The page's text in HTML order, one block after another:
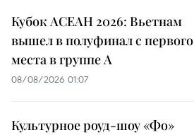
Кубок АСЕАН 2026: Вьетнам
вышел в полуфинал с первого
места в группе A
08/08/2026 01:07
Культурное роуд-шоу «Фо»